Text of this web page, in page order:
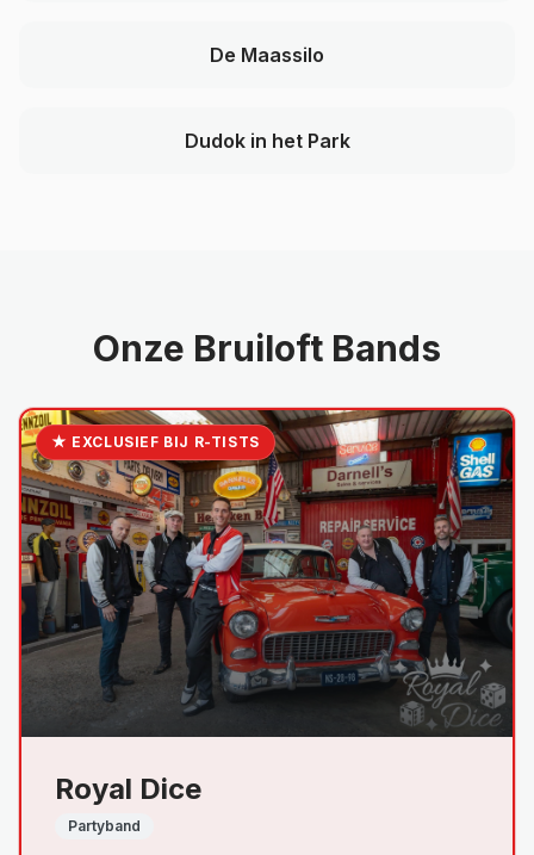
De Maassilo
Dudok in het Park
Onze Bruiloft Bands
★ EXCLUSIEF BIJ R-TISTS
Royal Dice
Partyband